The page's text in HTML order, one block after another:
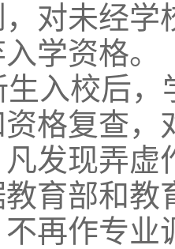
对未经
学资格。
生入校后，
格复查，
发现弄虚
育部和
再作专业